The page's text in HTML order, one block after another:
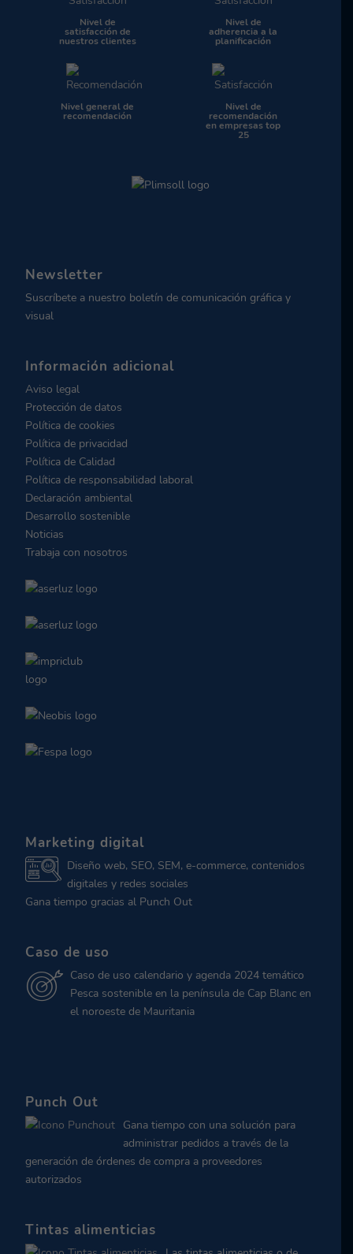
Nivel de
satisfacción de
nuestros clientes
Nivel de
adherencia a la
planificación
Nivel general de
recomendación
Nivel de
recomendación
en empresas top
25
Newsletter
Suscríbete a nuestro boletín de comunicación gráfica y
visual
Información adicional
Aviso legal
Protección de datos
Política de cookies
Política de privacidad
Política de Calidad
Política de responsabilidad laboral
Declaración ambiental
Desarrollo sostenible
Noticias
Trabaja con nosotros
Marketing digital
Diseño web, SEO, SEM, e-commerce, contenidos
digitales y redes sociales
Gana tiempo gracias al Punch Out
Caso de uso
Caso de uso calendario y agenda 2024 temático
Pesca sostenible en la península de Cap Blanc en
el noroeste de Mauritania
Punch Out
Gana tiempo con una solución para
administrar pedidos a través de la
generación de órdenes de compra a proveedores
autorizados
Tintas alimenticias